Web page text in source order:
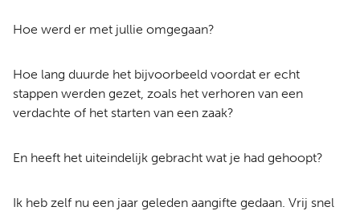
Hoe werd er met jullie omgegaan?
Hoe lang duurde het bijvoorbeeld voordat er echt
stappen werden gezet, zoals het verhoren van een
verdachte of het starten van een zaak?
En heeft het uiteindelijk gebracht wat je had gehoopt?
Ik heb zelf nu een jaar geleden aangifte gedaan. Vrij snel